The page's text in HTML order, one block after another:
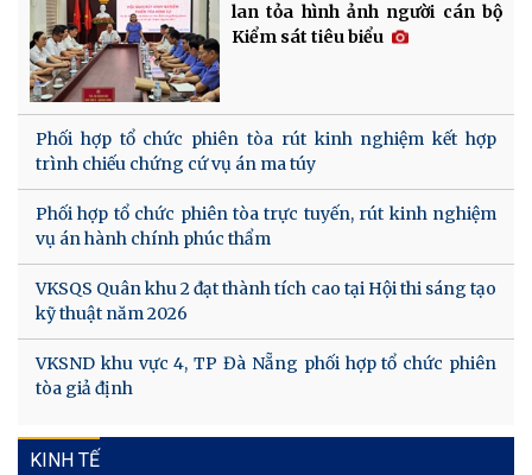
lan tỏa hình ảnh người cán bộ
Kiểm sát tiêu biểu
Phối hợp tổ chức phiên tòa rút kinh nghiệm kết hợp
trình chiếu chứng cứ vụ án ma túy
Phối hợp tổ chức phiên tòa trực tuyến, rút kinh nghiệm
vụ án hành chính phúc thẩm
VKSQS Quân khu 2 đạt thành tích cao tại Hội thi sáng tạo
kỹ thuật năm 2026
VKSND khu vực 4, TP Đà Nẵng phối hợp tổ chức phiên
tòa giả định
KINH TẾ